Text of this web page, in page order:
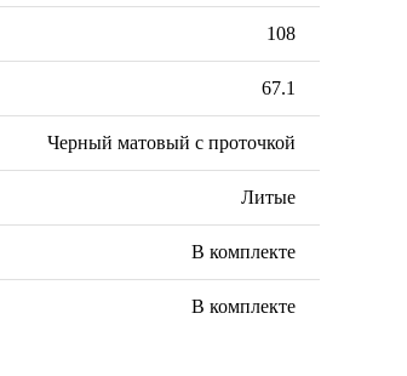
108
67.1
Черный матовый с проточкой
Литые
В комплекте
В комплекте